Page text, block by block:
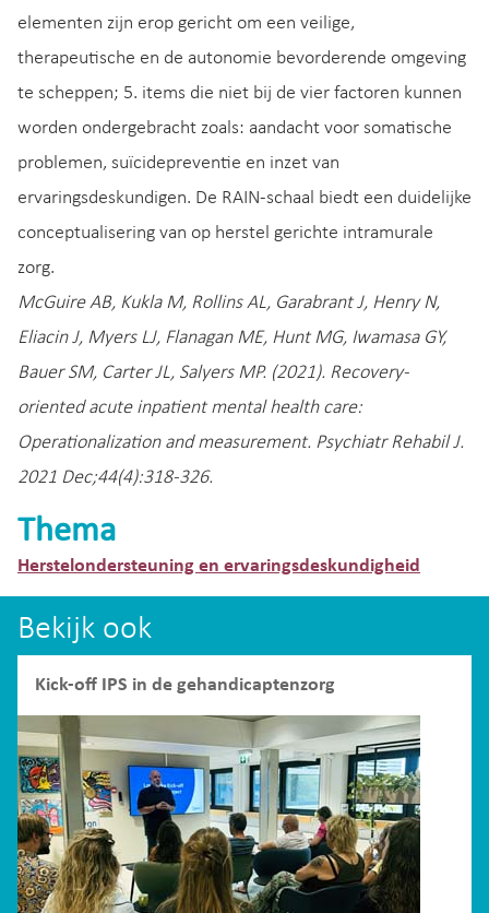
elementen zijn erop gericht om een veilige,
therapeutische en de autonomie bevorderende omgeving
te scheppen; 5. items die niet bij de vier factoren kunnen
worden ondergebracht zoals: aandacht voor somatische
problemen, suïcidepreventie en inzet van
ervaringsdeskundigen. De RAIN-schaal biedt een duidelijke
conceptualisering van op herstel gerichte intramurale
zorg.
McGuire AB, Kukla M, Rollins AL, Garabrant J, Henry N,
Eliacin J, Myers LJ, Flanagan ME, Hunt MG, Iwamasa GY,
Bauer SM, Carter JL, Salyers MP. (2021). Recovery-
oriented acute inpatient mental health care:
Operationalization and measurement. Psychiatr Rehabil J.
2021 Dec;44(4):318-326.
Thema
Herstelondersteuning en ervaringsdeskundigheid
Bekijk ook
Kick-off IPS in de gehandicaptenzorg